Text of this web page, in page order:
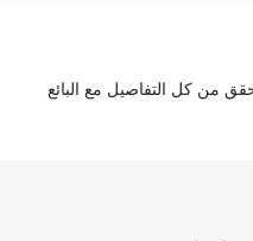
من كل التفاصيل مع البائع